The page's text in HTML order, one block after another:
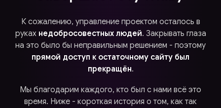
К сожалению, управление проектом осталось в
руках недобросовестных людей. Закрывать глаза
на это было бы неправильным решением - поэтому
прямой доступ к остаточному сайту был
прекращён.
Мы благодарим каждого, кто был с нами всё это
время. Ниже - короткая история о том, как так